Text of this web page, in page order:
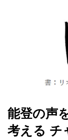
能登の声
考える チ